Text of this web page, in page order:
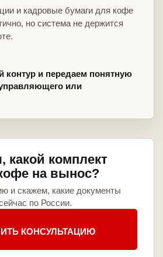
и кадровые бумаги для кофе
но система не держится
контур и передаем понятную
или
какой комплект
на вынос?
и скажем, какие документы
по России.
КОНСУЛЬТАЦИЮ